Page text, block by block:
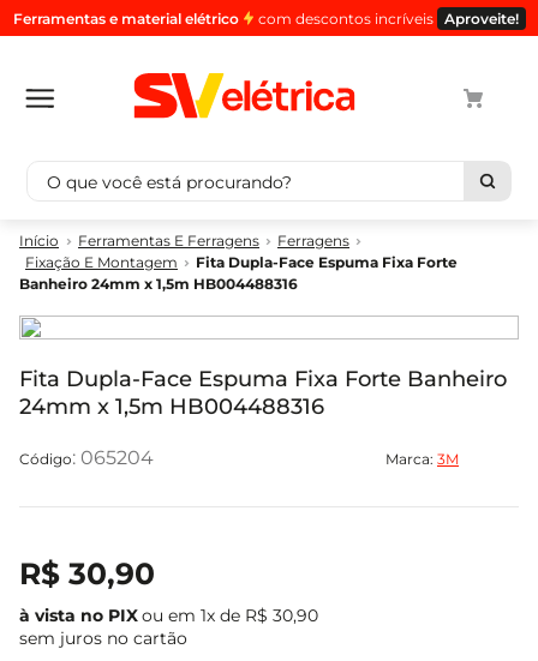
Ferramentas e material elétrico com descontos incríveis Aproveite!
O que você está procurando?
Ferramentas E Ferragens
Ferragens
Fixação E Montagem
Fita Dupla-Face Espuma Fixa Forte
Banheiro 24mm x 1,5m HB004488316
Fita Dupla-Face Espuma Fixa Forte Banheiro
24mm x 1,5m HB004488316
: 065204 Marca: 3M
R$ 30,90
ou em 1x de R$ 30,90
sem juros no cartão
Termos mais buscados
1º
cabo
2º
luminaria
4º
4